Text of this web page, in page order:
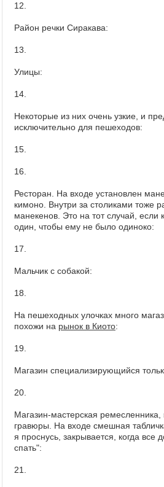
12.
Район речки Сиракава:
13.
Улицы:
14.
Некоторые из них очень узкие, и
исключительно для пешеходов:
15.
16.
Ресторан. На входе установлен
кимоно. Внутри за столиками тоже
манекенов. Это на тот случай, если
один, чтобы ему не было одиноко:
17.
Мальчик с собакой:
18.
На пешеходных улочках много
похожи на рынок в Киото:
19.
Магазин специализирующийся
20.
Магазин-мастерская ремесленника,
гравюры. На входе смешная
я проснусь, закрывается, когда все
спать":
21.